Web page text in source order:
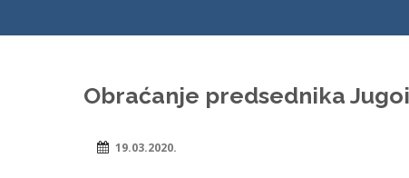
Obraćanje predsednika
19.03.2020.